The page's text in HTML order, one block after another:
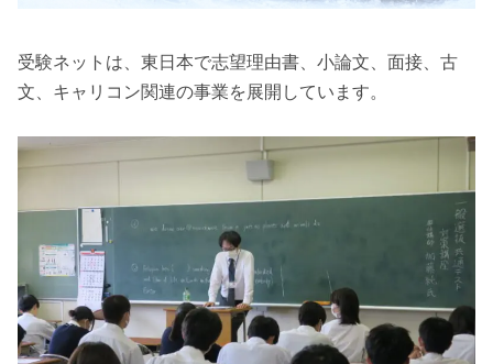
受験ネットは、東日本で志望理由書、小論文、面接、古
文、キャリコン関連の事業を展開しています。